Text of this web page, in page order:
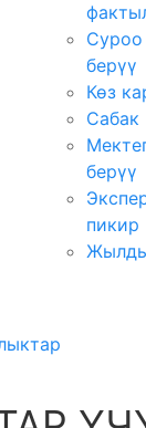
берүү
Көз
Сабак
берүү
пикир